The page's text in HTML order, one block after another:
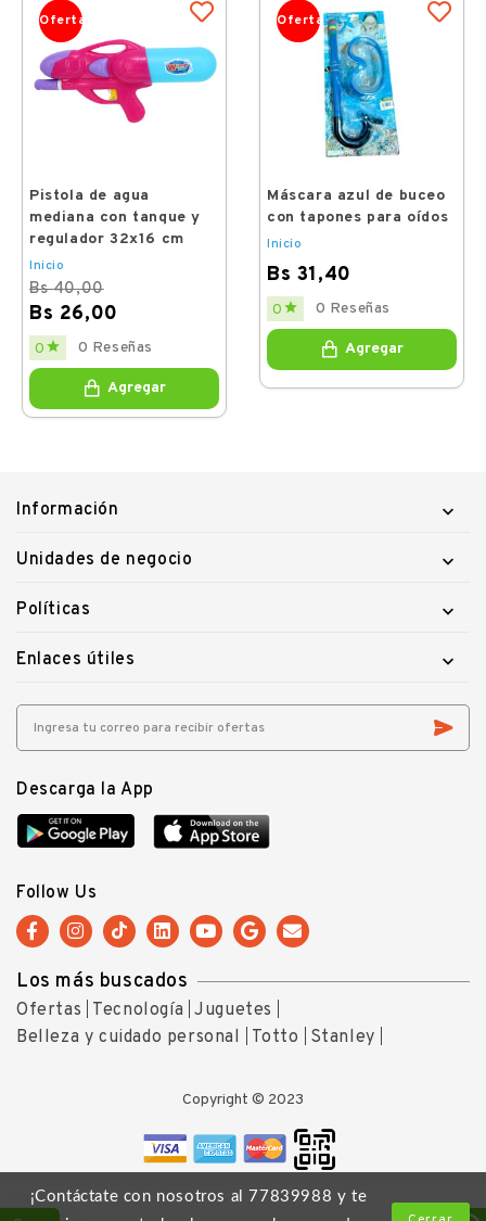
Oferta
Pistola de agua
mediana con tanque y
regulador 32x16 cm
Inicio
Bs 40,00
Bs 26,00
Regular
price
Price
0  0 Reseñas
Agregar
Oferta
Máscara azul de buceo
con tapones para oídos
Inicio
Bs 31,40
Price
0  0 Reseñas
Agregar
¡Contáctate con nosotros al 77839988 y te
Información 
Unidades de negocio 
Políticas 
Enlaces útiles 
Descarga la App
Follow Us
Los más buscados
Ofertas Tecnología Juguetes
Belleza y cuidado personal
Totto Stanley
Copyright © 2023